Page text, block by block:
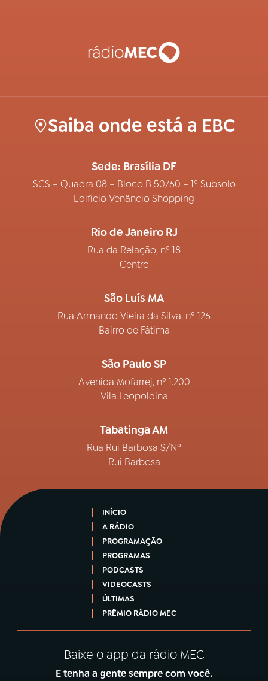
Saiba onde está a EBC
Sede: Brasília DF
SCS – Quadra 08 – Bloco B 50/60 – 1º Subsolo
Edifício Venâncio Shopping
Rio de Janeiro RJ
Rua da Relação, nº 18
Centro
São Luís MA
Rua Armando Vieira da Silva, nº 126
Bairro de Fátima
São Paulo SP
Avenida Mofarrej, nº 1.200
Vila Leopoldina
Tabatinga AM
Rua Rui Barbosa S/Nº
Rui Barbosa
INÍCIO
A RÁDIO
PROGRAMAÇÃO
PROGRAMAS
PODCASTS
VIDEOCASTS
ÚLTIMAS
PRÊMIO RÁDIO MEC
Baixe o app da rádio MEC
E tenha a gente sempre com você.